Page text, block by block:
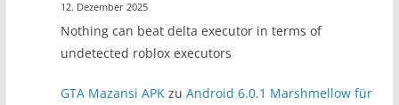
12. Dezember 2025
Nothing can beat delta executor in terms of
undetected roblox executors
GTA Mazansi APK zuAndroid 6.0.1 Marshmellow für